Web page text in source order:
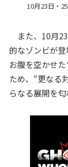
10月23日・
また、10月
的なゾンビが
お腹を空かせ
ため、“更なる
らなる展開を匂